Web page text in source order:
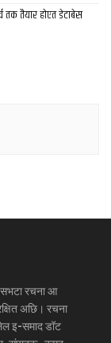
तैयार होएत डेटाबेस
सभटा रचना आ
अछि। रचना
इ-समाद डॉट